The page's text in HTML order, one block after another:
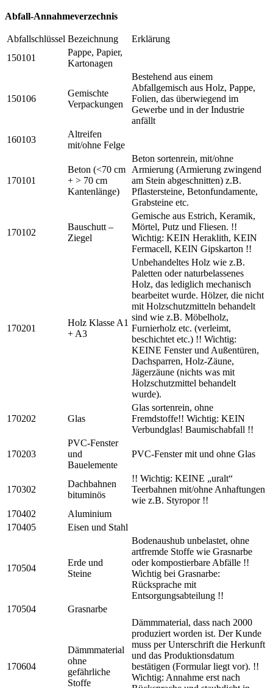
Abfall-Annahmeverzechnis
Abfallschlüssel Bezeichnung
Erklärung
150101
Pappe, Papier,
Kartonagen
150106
Gemischte
Verpackungen
Bestehend aus einem
Abfallgemisch aus Holz, Pappe,
Folien, das überwiegend im
Gewerbe und in der Industrie
anfällt
160103
Altreifen
mit/ohne Felge
170101
Beton (<70 cm
+ > 70 cm
Kantenlänge)
Beton sortenrein, mit/ohne
Armierung (Armierung zwingend
am Stein abgeschnitten) z.B.
Pflastersteine, Betonfundamente,
Grabsteine etc.
170102
Bauschutt –
Ziegel
Gemische aus Estrich, Keramik,
Mörtel, Putz und Fliesen. !!
Wichtig: KEIN Heraklith, KEIN
Fermacell, KEIN Gipskarton !!
170201
Holz Klasse A1
+ A3
Unbehandeltes Holz wie z.B.
Paletten oder naturbelassenes
Holz, das lediglich mechanisch
bearbeitet wurde. Hölzer, die nicht
mit Holzschutzmitteln behandelt
sind wie z.B. Möbelholz,
Furnierholz etc. (verleimt,
beschichtet etc.) !! Wichtig:
KEINE Fenster und Außentüren,
Dachsparren, Holz-Zäune,
Jägerzäune (nichts was mit
Holzschutzmittel behandelt
wurde).
170202 Glas
Glas sortenrein, ohne
Fremdstoffe!! Wichtig: KEIN
Verbundglas! Baumischabfall !!
170203
PVC-Fenster
und
Bauelemente
PVC-Fenster mit und ohne Glas
170302
Dachbahnen
bituminös
!! Wichtig: KEINE „uralt“
Teerbahnen mit/ohne Anhaftungen
wie z.B. Styropor !!
170402
Aluminium
170405
Eisen und Stahl
170504
Erde und
Steine
Bodenaushub unbelastet, ohne
artfremde Stoffe wie Grasnarbe
oder kompostierbare Abfälle !!
Wichtig bei Grasnarbe:
Rücksprache mit
Entsorgungsabteilung !!
170504
Grasnarbe
170604
Dämmmaterial
ohne
gefährliche
Stoffe
Dämmmaterial, dass nach 2000
produziert worden ist. Der Kunde
muss per Unterschrift die Herkunft
und das Produktionsdatum
bestätigen (Formular liegt vor). !!
Wichtig: Annahme erst nach